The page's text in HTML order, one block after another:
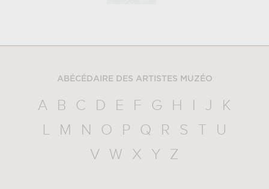
ABÉCÉDAIRE DES ARTISTES MUZÉO
A B C D E F G H I J
K
L
M N O P Q R S T
U
V
W X Y Z